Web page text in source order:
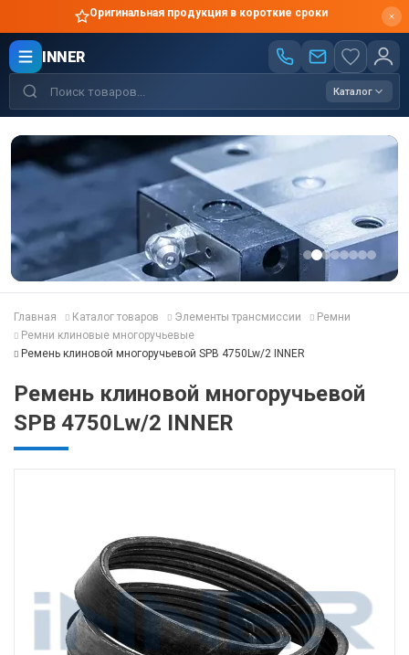
Оригинальная продукция в короткие сроки
INNER
Каталог
Главная Каталог товаров Элементы трансмиссии
Ремни
Ремни клиновые многоручьевые
Ремень клиновой многоручьевой SPB 4750Lw/2 INNER
Ремень клиновой многоручьевой
SPB 4750Lw/2 INNER